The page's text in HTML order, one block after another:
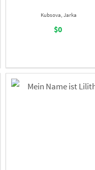
Kubsova, Jarka
$0